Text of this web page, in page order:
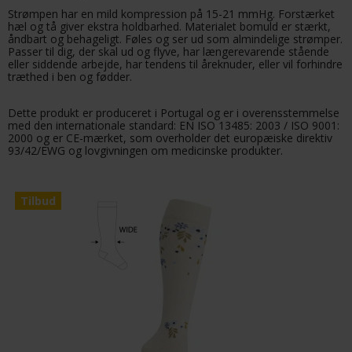
Strømpen har en mild kompression på 15-21 mmHg. Forstærket
hæl og tå giver ekstra holdbarhed. Materialet bomuld er stærkt,
åndbart og behageligt. Føles og ser ud som almindelige strømper.
Passer til dig, der skal ud og flyve, har længerevarende stående
eller siddende arbejde, har tendens til åreknuder, eller vil forhindre
træthed i ben og fødder.
Dette produkt er produceret i Portugal og er i overensstemmelse
med den internationale standard: EN ISO 13485: 2003 / ISO 9001:
2000 og er CE-mærket, som overholder det europæiske direktiv
93/42/EWG og lovgivningen om medicinske produkter.
Tilbud